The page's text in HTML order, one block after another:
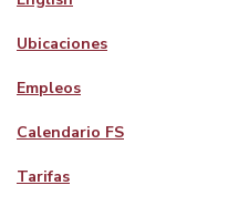
Ubicaciones
Empleos
Calendario FS
Tarifas